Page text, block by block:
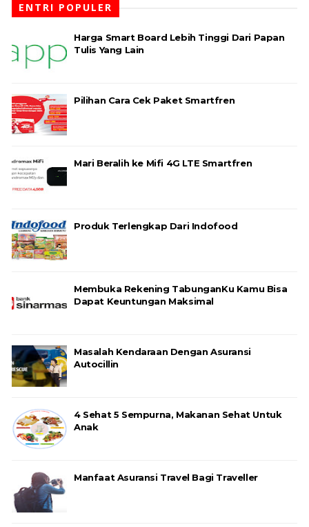
ENTRI POPULER
Harga Smart Board Lebih Tinggi Dari Papan
Tulis Yang Lain
Pilihan Cara Cek Paket Smartfren
Mari Beralih ke Mifi 4G LTE Smartfren
Produk Terlengkap Dari Indofood
Membuka Rekening TabunganKu Kamu Bisa
Dapat Keuntungan Maksimal
Masalah Kendaraan Dengan Asuransi
Autocillin
4 Sehat 5 Sempurna, Makanan Sehat Untuk
Anak
Manfaat Asuransi Travel Bagi Traveller